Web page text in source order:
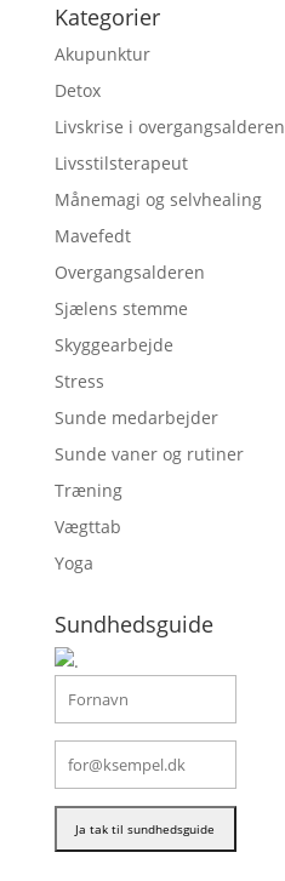
Kategorier
Akupunktur
Detox
Livskrise i overgangsalderen
Livsstilsterapeut
Månemagi og selvhealing
Mavefedt
Overgangsalderen
Sjælens stemme
Skyggearbejde
Stress
Sunde medarbejder
Sunde vaner og rutiner
Træning
Vægttab
Yoga
Sundhedsguide